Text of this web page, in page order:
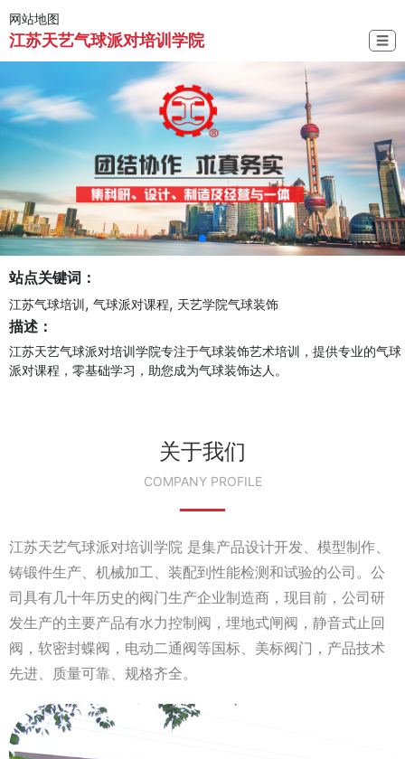
网站地图
江苏天艺气球派对培训学院 ☰
站点关键词：
江苏气球培训, 气球派对课程, 天艺学院气球装饰
描述：
江苏天艺气球派对培训学院专注于气球装饰艺术培训，提供专业的气球
派对课程，零基础学习，助您成为气球装饰达人。
关于我们
COMPANY PROFILE
江苏天艺气球派对培训学院 是集产品设计开发、模型制作、
铸锻件生产、机械加工、装配到性能检测和试验的公司。公
司具有几十年历史的阀门生产企业制造商，现目前，公司研
发生产的主要产品有水力控制阀，埋地式闸阀，静音式止回
阀，软密封蝶阀，电动二通阀等国标、美标阀门，产品技术
先进、质量可靠、规格齐全。